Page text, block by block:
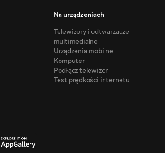
Na urządzeniach
Telewizory i odtwarzacze
multimedialne
Urządzenia mobilne
Komputer
Podłącz telewizor
Test prędkości internetu